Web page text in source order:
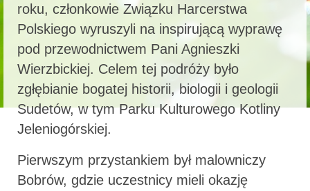
roku, członkowie Związku Harcerstwa
Polskiego wyruszyli na inspirującą wyprawę
pod przewodnictwem Pani Agnieszki
Wierzbickiej. Celem tej podróży było
zgłębianie bogatej historii, biologii i geologii
Sudetów, w tym Parku Kulturowego Kotliny
Jeleniogórskiej.
Pierwszym przystankiem był malowniczy
Bobrów, gdzie uczestnicy mieli okazję